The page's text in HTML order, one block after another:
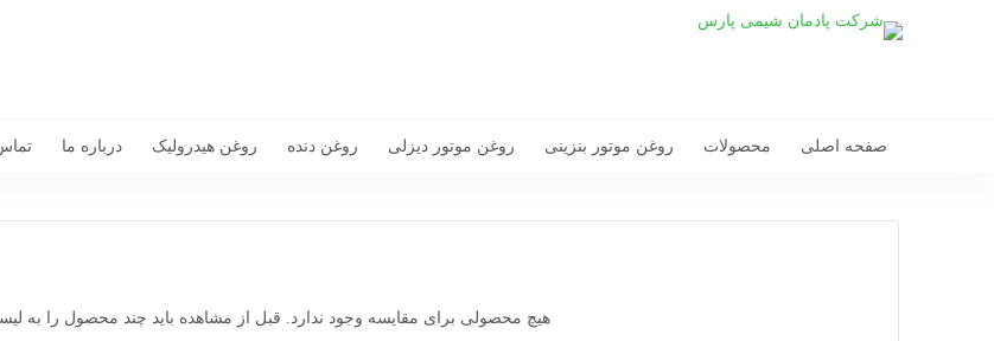
صفحه اصلی محصولات روغن موتور بنزینی روغن موتور دیزلی روغن دنده روغن هیدرولیک درباره ما
هیچ محصولی برای مقایسه وجود ندارد. قبل از مشاهده باید چند محصول را به